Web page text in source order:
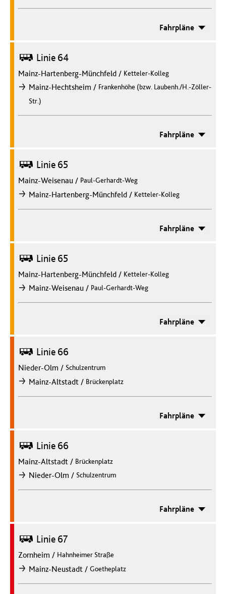
Fahrpläne
Bus Linie 64
Mainz-Hartenberg-Münchfeld / Ketteler-Kolleg
nachMainz-Hechtsheim / Frankenhöhe (bzw. Laubenh./H.-Zöller-
Str.)
Fahrpläne
Bus Linie 65
Mainz-Weisenau / Paul-Gerhardt-Weg
nachMainz-Hartenberg-Münchfeld / Ketteler-Kolleg
Fahrpläne
Bus Linie 65
Mainz-Hartenberg-Münchfeld / Ketteler-Kolleg
nachMainz-Weisenau / Paul-Gerhardt-Weg
Fahrpläne
Bus Linie 66
Nieder-Olm / Schulzentrum
nachMainz-Altstadt / Brückenplatz
Fahrpläne
Bus Linie 66
Mainz-Altstadt / Brückenplatz
nachNieder-Olm / Schulzentrum
Fahrpläne
Bus Linie 67
Zornheim / Hahnheimer Straße
nachMainz-Neustadt / Goetheplatz